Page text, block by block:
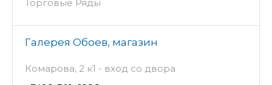
Торговые Ряды
Галерея Обоев, магазин
Комарова, 2 к1 - вход со двора